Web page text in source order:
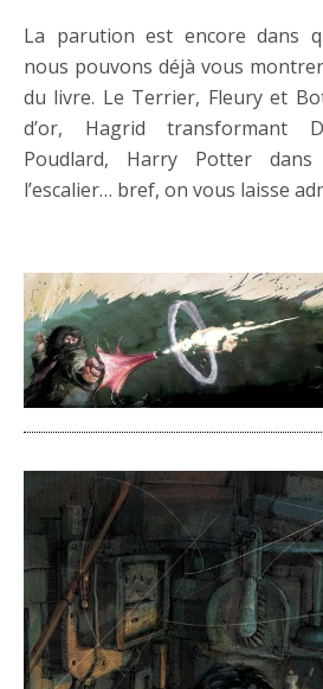
La parution est encore dans
nous pouvons déjà vous
du livre. Le Terrier, Fleury et
d’or, Hagrid transformant
Poudlard, Harry Potter
l’escalier… bref, on vous laisse